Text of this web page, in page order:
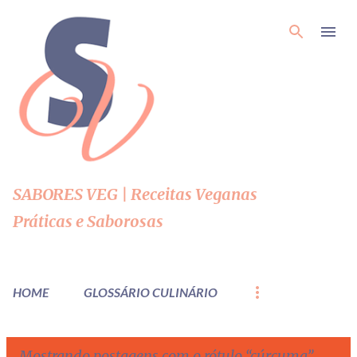
Pular para o conteúdo principal
SABORES VEG | Receitas Veganas
Práticas e Saborosas
HOME GLOSSÁRIO CULINÁRIO